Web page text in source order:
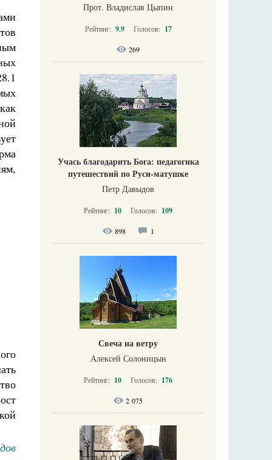
Прот. Владислав Цыпин
Рейтинг: 9.9 Голосов: 17
269
Учась благодарить Бога: педагогика
путешествий по Руси-матушке
Петр Давыдов
Рейтинг: 10 Голосов: 109
898 1
Свеча на ветру
Алексей Солоницын
Рейтинг: 10 Голосов: 176
2 075